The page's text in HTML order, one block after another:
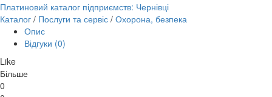
Платиновий каталог підприємств: Чернівці
Каталог / Послуги та сервіс / Охорона, безпека
Опис
Відгуки (0)
Like
Більше
0